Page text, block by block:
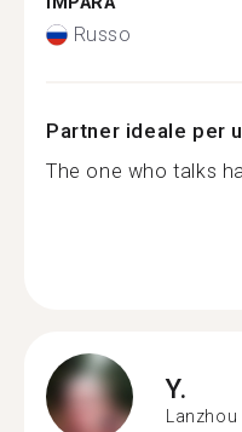
Russo
Partner ideale per
The one who talks
Y.
Lanzhou